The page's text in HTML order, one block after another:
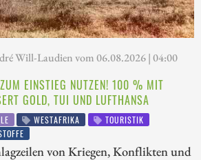
Will-Laudien vom 06.08.2026 | 04:00
EINSTIEG NUTZEN! 100 % MIT
GOLD, TUI UND LUFTHANSA
WESTAFRIKA
TOURISTIK
von Kriegen, Konflikten und